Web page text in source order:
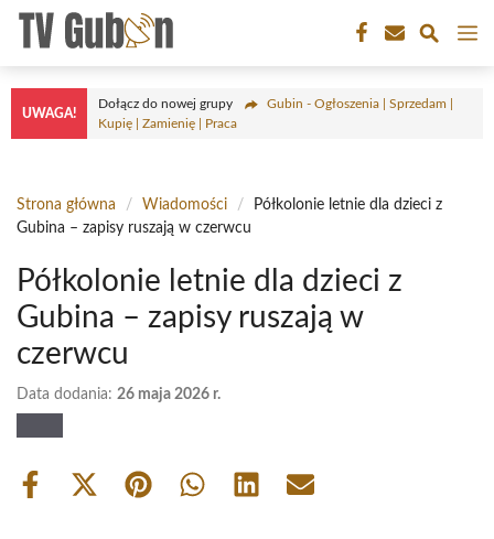
Przejdź
treści
UWAGA!
Dołącz do nowej grupy
Gubin - Ogłoszenia | Sprzedam |
Kupię | Zamienię | Praca
Strona główna / Wiadomości /
Półkolonie letnie dla dzieci z
Gubina – zapisy ruszają w czerwcu
Półkolonie letnie dla dzieci z
Gubina – zapisy ruszają w
czerwcu
Data dodania: 26 maja 2026 r.
Share
Share Share Share Share Share